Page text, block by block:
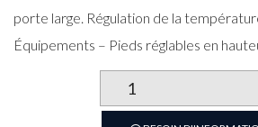
porte large. Régulation de la
Équipements – Pieds réglables en
de